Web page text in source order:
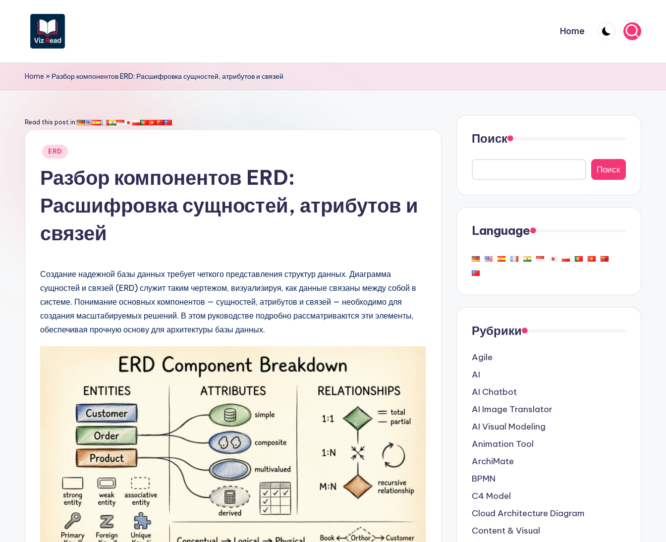
V
iz
e
A
Home
Home » Разбор компонентов ERD: Расшифровка сущностей, атрибутов и связей
Read this post in:
Опубликовано
ERD
Разбор компонентов ERD:
Расшифровка сущностей, атрибутов и
связей
Создание надежной базы данных требует четкого представления структур данных. Диаграмма
сущностей и связей (ERD) служит таким чертежом, визуализируя, как данные связаны между собой в
системе. Понимание основных компонентов — сущностей, атрибутов и связей — необходимо для
создания масштабируемых решений. В этом руководстве подробно рассматриваются эти элементы,
обеспечивая прочную основу для архитектуры базы данных.
Поиск
Поиск
Language
Рубрики
Agile
AI
AI Chatbot
AI Image Translator
AI Visual Modeling
Animation Tool
ArchiMate
BPMN
C4 Model
Cloud Architecture Diagram
Content & Visual